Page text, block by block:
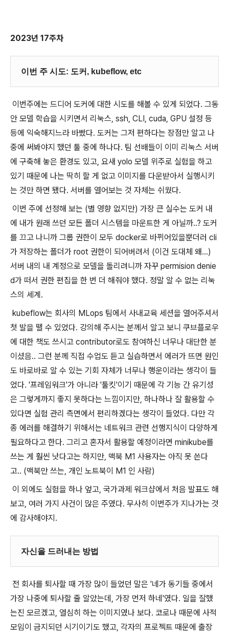
2023년 17주차
이번 주 시도: 도커, kubeflow, etc
이번주에는 드디어 도커에 대한 시도를 해볼 수 있게 되었다. 그동
안 모델 학습을 시키면서 리눅스, ssh, CLI, cuda, GPU 설정 등
등에 익숙해지느라 바빴다. 도커는 그저 편하다는 장점만 알고 나
중에 써봐야지 했던 툴 중에 하나다. 팀 선배들이 이미 리눅스 서버
에 구축해 놓은 환경도 있고, 요새 yolo 모델 위주로 실험을 하고
있기 때문에 나는 딱히 할 게 없고 이미지를 다운받아서 실행시키
는 것만 하면 됐다. 서버를 열어보는 것 자체는 쉬웠다.
이번 주에 선정해 보는 (별 영향 없지만) 가장 큰 실수는 도커 내
에 내가 원래 쓰던 모든 폴더 시스템을 마운트한 게 아닐까..? 도커
를 끄고 나니까 그룹 권한이 모두 docker로 바뀌어있을뿐더러 cli
가 저장하는 폴더가 root 권한이 되어버려서 (이건 도대체 왜...)
서버 내의 내 계정으로 모델을 돌리려니까 자꾸 permision denie
d가 떠서 권한 편집을 한 번 더 해줘야 했다. 정말 알 수 없는 리눅
스의 세계.
kubeflow는 회사의 MLops 팀에서 사내교육 세션을 열어주셔서
첫 발을 뗄 수 있었다. 강의해 주시는 분께서 알고 보니 쿠브플로우
에 대한 책도 쓰시고 contributor로도 참여하신 너무나 대단한 분
이셨음.. 그런 분께 직접 수업도 듣고 실습하면서 에러가 뜨면 원인
도 바로바로 알 수 있는 기회 자체가 너무나 행운이라는 생각이 들
었다. '프레임워크'가 아니라 '툴킷'이기 때문에 각 기능 간 유기성
은 그렇게까지 좋지 못하다는 느낌이지만, 하나하나 잘 활용할 수
있다면 실험 관리 측면에서 편리하겠다는 생각이 들었다. 다만 각
종 에러를 해결하기 위해서는 네트워크 관련 선행지식이 다양하게
필요하다고 한다. 그리고 혼자서 활용할 예정이라면 minikube를
쓰는 게 훨씬 낫다고는 하지만, 맥북 M1 사용자는 아직 못 쓴다
고.. (맥북만 쓰는, 개인 노트북이 M1 인 사람)
이 외에도 실험을 하나 엎고, 국가과제 워크샵에서 처음 발표도 해
보고, 여러 가지 사건이 많은 주였다. 무사히 이번주가 지나가는 것
에 감사해야지.
자신을 드러내는 방법
전 회사를 퇴사할 때 가장 많이 들었던 말은 '네가 동기들 중에서
가장 나중에 퇴사할 줄 알았는데, 가장 먼저 하네'였다. 일을 잘했
는진 모르겠고, 열심히 하는 이미지였나 보다. 코로나 때문에 사적
모임이 금지되던 시기이기도 했고, 각자의 프로젝트 때문에 출장